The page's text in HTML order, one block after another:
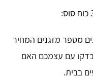
מספר מזגנים המחיר
בדקו עם עצמכם האם
בבית.